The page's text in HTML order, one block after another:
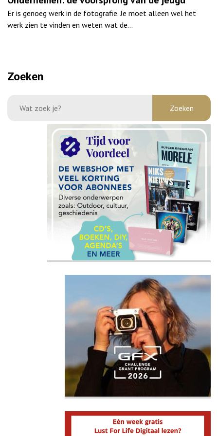
Er is genoeg werk in de fotografie. Je moet alleen wel het
werk zien te vinden en weten wat de…
Zoeken